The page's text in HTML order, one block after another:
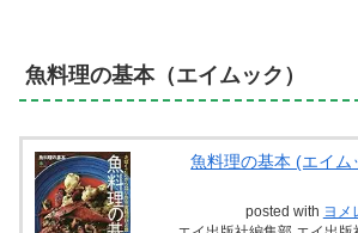
魚料理の基本（エイムック）
魚料理の基本 (エイム
posted with ヨメ